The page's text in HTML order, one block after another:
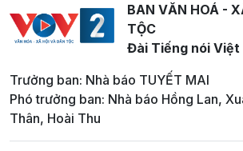
BAN VĂN HOÁ -
TỘC
Đài Tiếng nói Việt
Trưởng ban: Nhà báo TUYẾT MAI
Phó trưởng ban: Nhà báo Hồng Lan,
Thân, Hoài Thu